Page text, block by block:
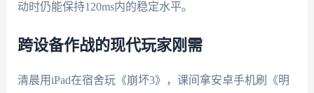
动时仍能保持120ms内的稳定水平。
跨设备作战的现代玩家刚需
清晨用iPad在宿舍玩《崩坏3》，课间拿安卓手机刷《明